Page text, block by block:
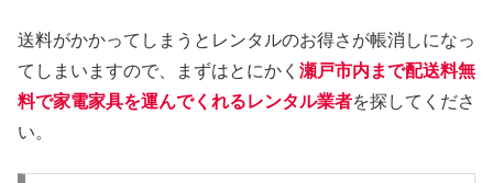
送料がかかってしまうとレンタルのお得さが帳消しになっ
てしまいますので、まずはとにかく 瀬戸市内まで配送料無
料で家電家具を運んでくれるレンタル業者を探してくださ
い。